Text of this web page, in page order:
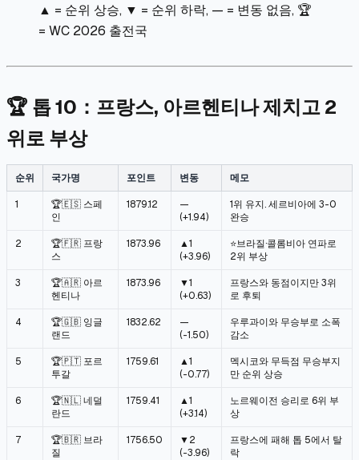
▲ = 순위 상승, ▼ = 순위 하락, — = 변동 없음, 🏆
= WC 2026 출전국
🏆 톱 10：프랑스, 아르헨티나 제치고 2
위로 부상
순위 국가명 포인트 변동 메모
1
🏆🇪🇸 스페
인
1879.12
—
(+1.94)
1위 유지. 세르비아에 3-0
완승
2
🏆🇫🇷 프랑
스
1873.96
▲1
(+3.96)
⭐브라질·콜롬비아 연파로
2위 부상
3
🏆🇦🇷 아르
헨티나
1873.96
▼1
(+0.63)
프랑스와 동점이지만 3위
로 후퇴
4
🏆🇬🇧 잉글
랜드
1832.62
—
(-1.50)
우루과이와 무승부로 소폭
감소
5
🏆🇵🇹 포르
투갈
1759.61
▲1
(-0.77)
멕시코와 무득점 무승부지
만 순위 상승
6
🏆🇳🇱 네덜
란드
1759.41
▲1
(+3.14)
노르웨이전 승리로 6위 부
상
7
🏆🇧🇷 브라
질
1756.50
▼2
(-3.96)
프랑스에 패해 톱 5에서 탈
락